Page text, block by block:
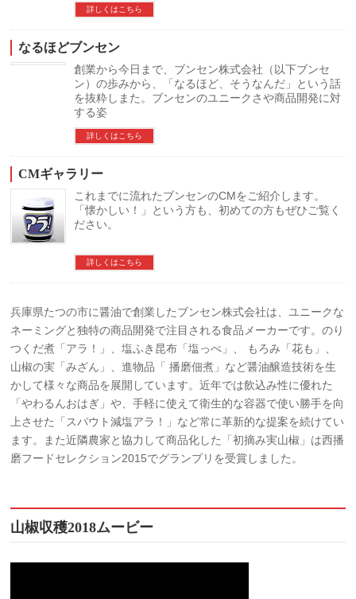
詳しくはこちら
なるほどブンセン
創業から今日まで、ブンセン株式会社（以下ブンセ
ン）の歩みから、「なるほど、そうなんだ」という話
を抜粋しまた。ブンセンのユニークさや商品開発に対
する姿
詳しくはこちら
CMギャラリー
これまでに流れたブンセンのCMをご紹介します。
「懐かしい！」という方も、初めての方もぜひご覧く
ださい。
詳しくはこちら
兵庫県たつの市に醤油で創業したブンセン株式会社は、ユニークな
ネーミングと独特の商品開発で注目される食品メーカーです。のり
つくだ煮「アラ！」、塩ふき昆布「塩っぺ」、 もろみ「花も」、
山椒の実「みざん」、進物品「 播磨佃煮」など醤油醸造技術を生
かして様々な商品を展開しています。近年では飲込み性に優れた
「やわるんおはぎ」や、手軽に使えて衛生的な容器で使い勝手を向
上させた「スパウト減塩アラ！」など常に革新的な提案を続けてい
ます。また近隣農家と協力して商品化した「初摘み実山椒」は西播
磨フードセレクション2015でグランプリを受賞しました。
山椒収穫2018ムービー